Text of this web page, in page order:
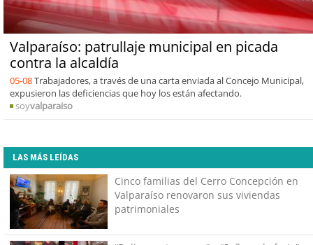
Valparaíso: patrullaje municipal en picada
contra la alcaldía
05-08Trabajadores, a través de una carta enviada al Concejo Municipal,
expusieron las deficiencias que hoy los están afectando.
soyvalparaiso
LAS MÁS LEÍDAS
Cinco familias del Cerro Concepción en
Valparaíso renovaron sus viviendas
patrimoniales